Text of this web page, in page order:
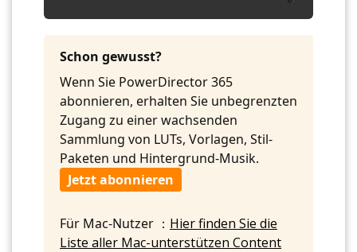
09. BGM - Sliding Around Duet
10. BGM - Strong Rhythms
Schon gewusst?
Wenn Sie PowerDirector 365
abonnieren, erhalten Sie unbegrenzten
Zugang zu einer wachsenden
Sammlung von LUTs, Vorlagen, Stil-
Paketen und Hintergrund-Musik.
Jetzt abonnieren
Für Mac-Nutzer ： Hier finden Sie die
Liste aller Mac-unterstützen Content